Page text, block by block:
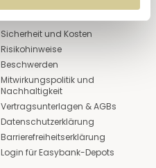
Compliance
Sicherheit und Kosten
Risikohinweise
Beschwerden
Mitwirkungspolitik und
Nachhaltigkeit
Vertragsunterlagen & AGBs
Datenschutzerklärung
Barrierefreiheitserklärung
Login für Easybank-Depots